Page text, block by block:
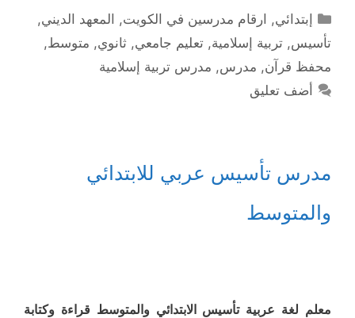
التصنيفات
إبتدائي, ارقام مدرسين في الكويت, المعهد الديني,
تأسيس, تربية إسلامية, تعليم جامعي, ثانوي, متوسط,
محفظ قرآن, مدرس, مدرس تربية إسلامية
أضف تعليق
مدرس تأسيس عربي للابتدائي
والمتوسط
معلم لغة عربية تأسيس الابتدائي والمتوسط قراءة وكتابة